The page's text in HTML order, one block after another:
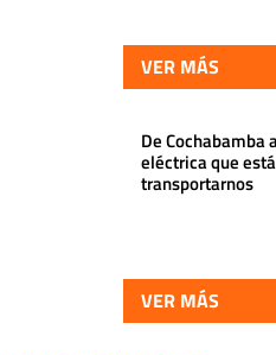
VER MÁS
De Cochabamba
eléctrica que
transportarnos
VER MÁS